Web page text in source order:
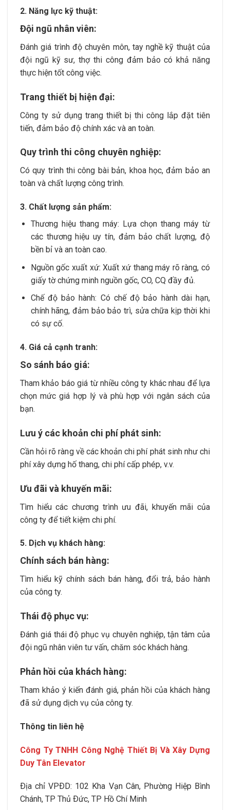
2. Năng lực kỹ thuật:
Đội ngũ nhân viên:
Đánh giá trình độ chuyên môn, tay nghề kỹ thuật của
đội ngũ kỹ sư, thợ thi công đảm bảo có khả năng
thực hiện tốt công việc.
Trang thiết bị hiện đại:
Công ty sử dụng trang thiết bị thi công lắp đặt tiên
tiến, đảm bảo độ chính xác và an toàn.
Quy trình thi công chuyên nghiệp:
Có quy trình thi công bài bản, khoa học, đảm bảo an
toàn và chất lượng công trình.
3. Chất lượng sản phẩm:
Thương hiệu thang máy: Lựa chọn thang máy từ
các thương hiệu uy tín, đảm bảo chất lượng, độ
bền bỉ và an toàn cao.
Nguồn gốc xuất xứ: Xuất xứ thang máy rõ ràng, có
giấy tờ chứng minh nguồn gốc, CO, CQ đầy đủ.
Chế độ bảo hành: Có chế độ bảo hành dài hạn,
chính hãng, đảm bảo bảo trì, sửa chữa kịp thời khi
có sự cố.
4. Giá cả cạnh tranh:
So sánh báo giá:
Tham khảo báo giá từ nhiều công ty khác nhau để lựa
chọn mức giá hợp lý và phù hợp với ngân sách của
bạn.
Lưu ý các khoản chi phí phát sinh:
Cần hỏi rõ ràng về các khoản chi phí phát sinh như chi
phí xây dựng hố thang, chi phí cấp phép, v.v.
Ưu đãi và khuyến mãi:
Tìm hiểu các chương trình ưu đãi, khuyến mãi của
công ty để tiết kiệm chi phí.
5. Dịch vụ khách hàng:
Chính sách bán hàng:
Tìm hiểu kỹ chính sách bán hàng, đổi trả, bảo hành
của công ty.
Thái độ phục vụ:
Đánh giá thái độ phục vụ chuyên nghiệp, tận tâm của
đội ngũ nhân viên tư vấn, chăm sóc khách hàng.
Phản hồi của khách hàng:
Tham khảo ý kiến đánh giá, phản hồi của khách hàng
đã sử dụng dịch vụ của công ty.
Thông tin liên hệ
Công Ty TNHH Công Nghệ Thiết Bị Và Xây Dựng
Duy Tân Elevator
Ðịa chỉ VPÐD: 102 Kha Vạn Cân, Phường Hiệp Bình
Chánh, TP Thủ Ðức, TP Hồ Chí Minh